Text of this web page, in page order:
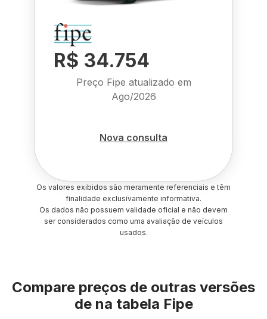
R$ 34.754
Preço Fipe atualizado em
Ago/2026
Nova consulta
Os valores exibidos são meramente referenciais e têm
finalidade exclusivamente informativa.
Os dados não possuem validade oficial e não devem
ser considerados como uma avaliação de veículos
usados.
Compare preços de outras versões
de na tabela Fipe